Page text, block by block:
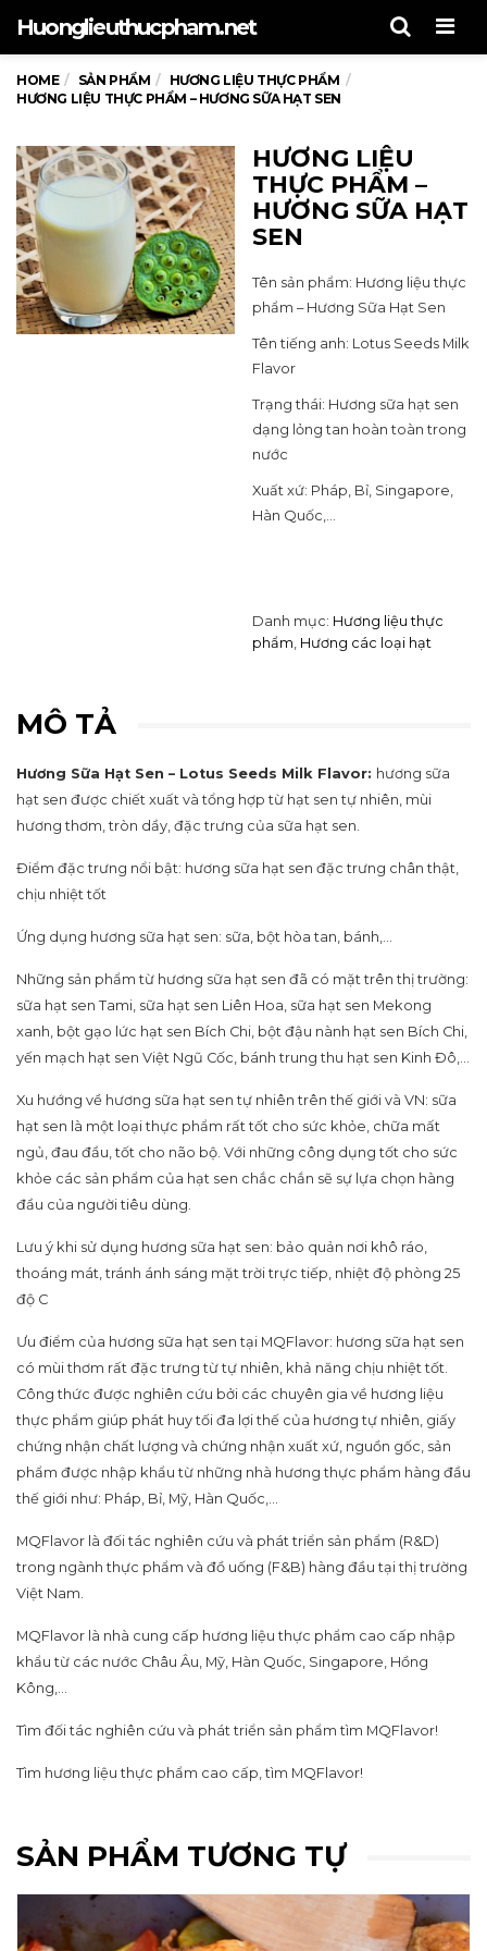
Huonglieuthucpham.net
HOME SẢN PHẨM
HƯƠNG LIỆU THỰC PHẨM
HƯƠNG LIỆU THỰC PHẨM – HƯƠNG SỮA HẠT SEN
HƯƠNG LIỆU
THỰC PHẨM –
HƯƠNG SỮA HẠT
SEN
Tên sản phẩm: Hương liệu thực
phẩm – Hương Sữa Hạt Sen
Tên tiếng anh: Lotus Seeds Milk
Flavor
Trạng thái: Hương sữa hạt sen
dạng lỏng tan hoàn toàn trong
nước
Xuất xứ: Pháp, Bỉ, Singapore,
Hàn Quốc,…
Danh mục: Hương liệu thực
phẩm, Hương các loại hạt
MÔ TẢ
Hương Sữa Hạt Sen – Lotus Seeds Milk Flavor: hương sữa
hạt sen được chiết xuất và tổng hợp từ hạt sen tự nhiên, mùi
hương thơm, tròn dầy, đặc trưng của sữa hạt sen.
Điểm đặc trưng nổi bật: hương sữa hạt sen đặc trưng chân thật,
chịu nhiệt tốt
Ứng dụng hương sữa hạt sen: sữa, bột hòa tan, bánh,…
Những sản phẩm từ hương sữa hạt sen đã có mặt trên thị trường:
sữa hạt sen Tami, sữa hạt sen Liên Hoa, sữa hạt sen Mekong
xanh, bột gạo lức hạt sen Bích Chi, bột đậu nành hạt sen Bích Chi,
yến mạch hạt sen Việt Ngũ Cốc, bánh trung thu hạt sen Kinh Đô,…
Xu hướng về hương sữa hạt sen tự nhiên trên thế giới và VN: sữa
hạt sen là một loại thực phẩm rất tốt cho sức khỏe, chữa mất
ngủ, đau đầu, tốt cho não bộ. Với những công dụng tốt cho sức
khỏe các sản phẩm của hạt sen chắc chắn sẽ sự lựa chọn hàng
đầu của người tiêu dùng.
Lưu ý khi sử dụng hương sữa hạt sen: bảo quản nơi khô ráo,
thoáng mát, tránh ánh sáng mặt trời trực tiếp, nhiệt độ phòng 25
độ C
Ưu điểm của hương sữa hạt sen tại MQFlavor: hương sữa hạt sen
có mùi thơm rất đặc trưng từ tự nhiên, khả năng chịu nhiệt tốt.
Công thức được nghiên cứu bởi các chuyên gia về hương liệu
thực phẩm giúp phát huy tối đa lợi thế của hương tự nhiên, giấy
chứng nhận chất lượng và chứng nhận xuất xứ, nguồn gốc, sản
phẩm được nhập khẩu từ những nhà hương thực phẩm hàng đầu
thế giới như: Pháp, Bỉ, Mỹ, Hàn Quốc,…
MQFlavor là đối tác nghiên cứu và phát triển sản phẩm (R&D)
trong ngành thực phẩm và đồ uống (F&B) hàng đầu tại thị trường
Việt Nam.
MQFlavor là nhà cung cấp hương liệu thực phẩm cao cấp nhập
khẩu từ các nước Châu Âu, Mỹ, Hàn Quốc, Singapore, Hồng
Kông,…
Tìm đối tác nghiên cứu và phát triển sản phẩm tìm MQFlavor!
Tìm hương liệu thực phẩm cao cấp, tìm MQFlavor!
SẢN PHẨM TƯƠNG TỰ